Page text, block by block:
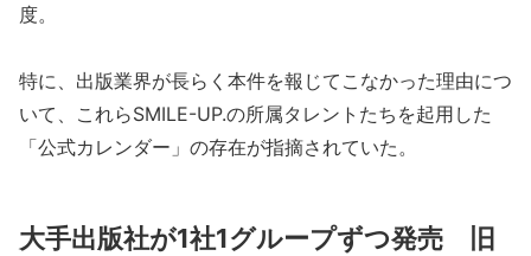
度。
特に、出版業界が長らく本件を報じてこなかった理由につ
いて、これらSMILE-UP.の所属タレントたちを起用した
「公式カレンダー」の存在が指摘されていた。
大手出版社が1社1グループずつ発売 旧